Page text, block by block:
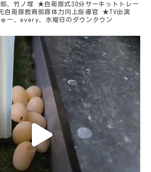
、竹ノ塚
⁡★自衛隊式30分サーキットトレー
衛隊教育部隊体力向上指導官⁡ ⁡★TV出演
ー、every、水曜日のダウンタウン